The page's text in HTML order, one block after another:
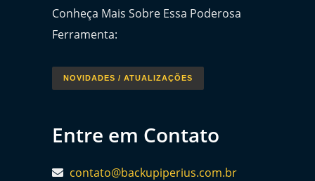
Conheça Mais Sobre Essa Poderosa
Ferramenta:
NOVIDADES / ATUALIZAÇÕES
Entre em Contato
contato@backupiperius.com.br